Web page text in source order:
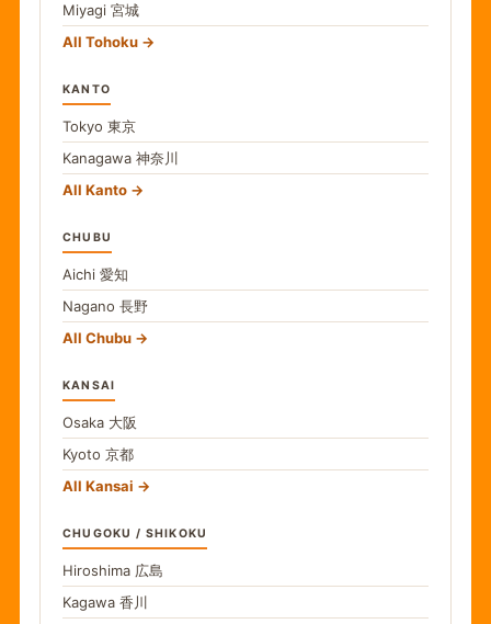
Miyagi 宮城
All Tohoku
KANTO
Tokyo 東京
Kanagawa 神奈川
All Kanto
CHUBU
Aichi 愛知
Nagano 長野
All Chubu
KANSAI
Osaka 大阪
Kyoto 京都
All Kansai
CHUGOKU / SHIKOKU
Hiroshima 広島
Kagawa 香川